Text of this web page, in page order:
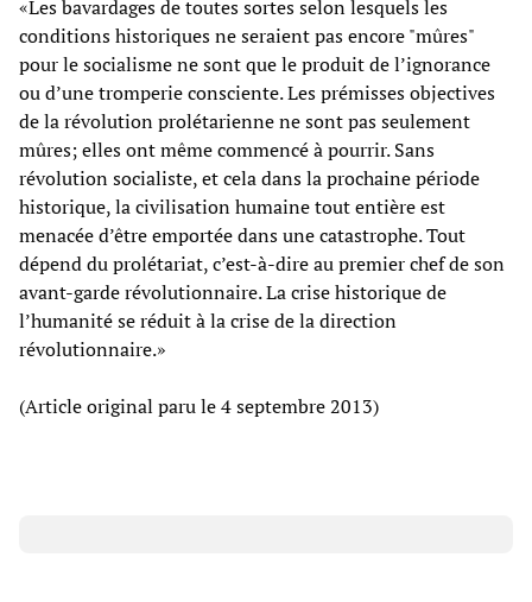
«Les bavardages de toutes sortes selon lesquels les
conditions historiques ne seraient pas encore "mûres"
pour le socialisme ne sont que le produit de l’ignorance
ou d’une tromperie consciente. Les prémisses objectives
de la révolution prolétarienne ne sont pas seulement
mûres; elles ont même commencé à pourrir. Sans
révolution socialiste, et cela dans la prochaine période
historique, la civilisation humaine tout entière est
menacée d’être emportée dans une catastrophe. Tout
dépend du prolétariat, c’est-à-dire au premier chef de son
avant-garde révolutionnaire. La crise historique de
l’humanité se réduit à la crise de la direction
révolutionnaire.»
(Article original paru le 4 septembre 2013)